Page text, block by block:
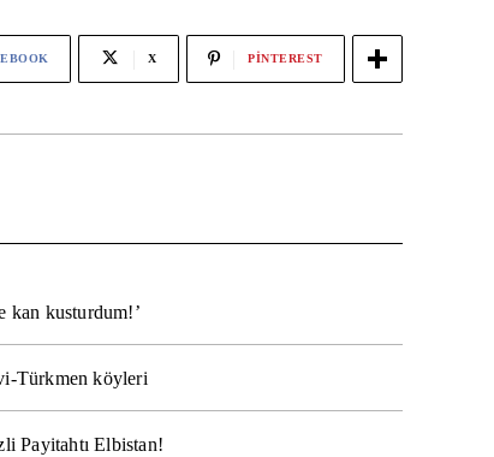
X PINTEREST
kan kusturdum!’
Türkmen köyleri
Payitahtı Elbistan!